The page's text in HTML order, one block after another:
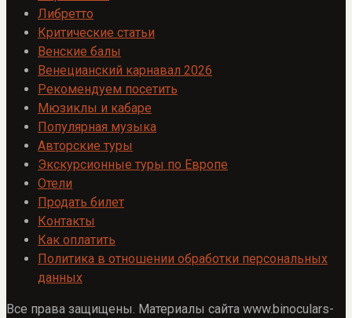
Либретто
Критические статьи
Венские балы
Венецианский карнавал 2026
Рекомендуем посетить
Мюзиклы и кабаре
Популярная музыка
Авторские туры
Экскурсионные туры по Европе
Отели
Продать билет
Контакты
Как оплатить
Политика в отношении обработки персональных
данных
Все права защищены. Материалы сайта www.binoculars-